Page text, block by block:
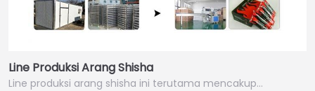
Line Produksi Arang Shisha
Line produksi arang shisha ini terutama mencakup…